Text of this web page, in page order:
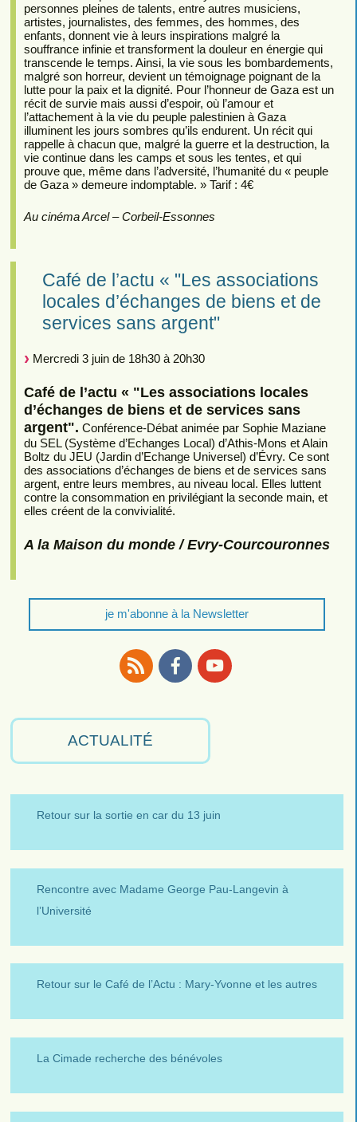
personnes pleines de talents, entre autres musiciens,
artistes, journalistes, des femmes, des hommes, des
enfants, donnent vie à leurs inspirations malgré la
souffrance infinie et transforment la douleur en énergie qui
transcende le temps. Ainsi, la vie sous les bombardements,
malgré son horreur, devient un témoignage poignant de la
lutte pour la paix et la dignité. Pour l’honneur de Gaza est un
récit de survie mais aussi d’espoir, où l’amour et
l’attachement à la vie du peuple palestinien à Gaza
illuminent les jours sombres qu’ils endurent. Un récit qui
rappelle à chacun que, malgré la guerre et la destruction, la
vie continue dans les camps et sous les tentes, et qui
prouve que, même dans l’adversité, l’humanité du « peuple
de Gaza » demeure indomptable. » Tarif : 4€
Au cinéma Arcel – Corbeil-Essonnes
Café de l’actu « "Les associations
locales d’échanges de biens et de
services sans argent"
Mercredi 3 juin de 18h30 à 20h30
Café de l’actu « "Les associations locales
d’échanges de biens et de services sans
argent". Conférence-Débat animée par Sophie Maziane
du SEL (Système d’Echanges Local) d’Athis-Mons et Alain
Boltz du JEU (Jardin d’Echange Universel) d’Évry. Ce sont
des associations d’échanges de biens et de services sans
argent, entre leurs membres, au niveau local. Elles luttent
contre la consommation en privilégiant la seconde main, et
elles créent de la convivialité.
A la Maison du monde / Evry-Courcouronnes
je m'abonne à la Newsletter
ACTUALITÉ
Retour sur la sortie en car du 13 juin
Rencontre avec Madame George Pau-Langevin à
l’Université
Retour sur le Café de l’Actu : Mary-Yvonne et les autres
La Cimade recherche des bénévoles